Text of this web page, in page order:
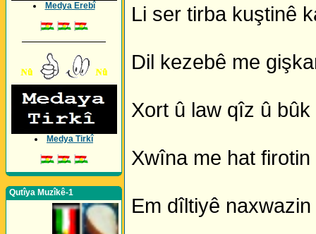
Medya Erebî
Medya Tirkî
Qutîya Muzîkê-1
Li ser tirba kuştinê
Dil kezebê me
Xort û law qîz û
Xwîna me hat
Em dîltiyê